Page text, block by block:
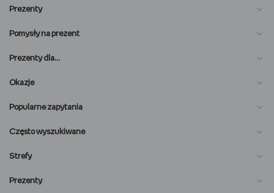
Prezenty
Pomysły na prezent
Prezenty dla…
Okazje
Popularne zapytania
Często wyszukiwane
Strefy
Prezenty